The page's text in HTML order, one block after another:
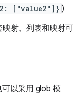
["value2"]} )
射。列表和映射可
可以采用 glob 模